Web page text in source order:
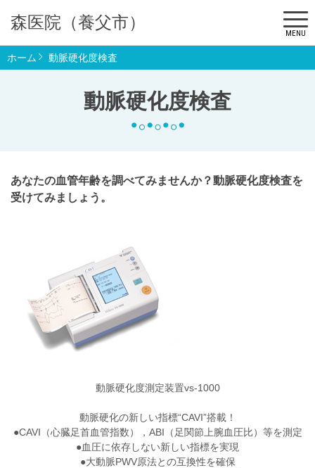
森医院（養父市）
MENU
動脈硬化度検査
ホーム 動脈硬化度検査
あなたの血管年齢を調べてみませんか？動脈硬化度検査を
受けてみましょう。
動脈硬化度測定装置vs-1000
動脈硬化の新しい指標“CAVI”搭載！
●CAVI（心臓足首血管指数），ABI（足関節上腕血圧比）等を測定
●血圧に依存しない新しい指標を実現
●大動脈PWV原法との互換性を確保